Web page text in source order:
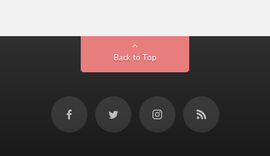
Back to Top